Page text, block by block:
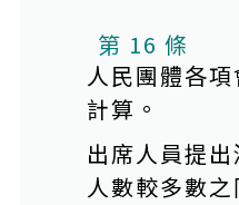
第 16 條
人民團體各
計算。
出席人員提
人數較多數